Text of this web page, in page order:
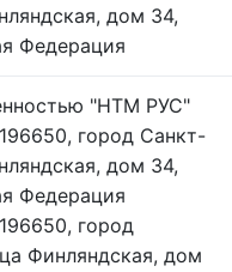
дом 34,
Федерация
"НТМ РУС"
город Санкт-
дом 34,
Федерация
город
Финляндская, дом